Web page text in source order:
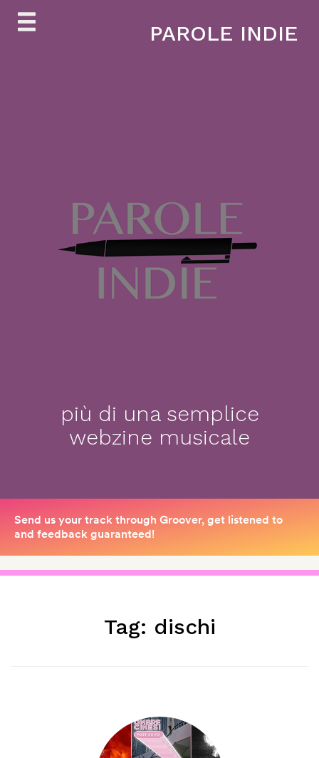
Skip
PAROLE INDIE
più di una semplice
webzine musicale
Tag: dischi